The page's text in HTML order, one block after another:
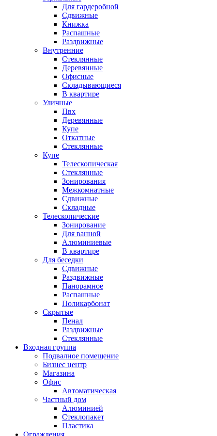
Для гардеробной
Сдвижные
Книжка
Распашные
Раздвижные
Внутренние
Стеклянные
Деревянные
Офисные
Складывающиеся
В квартире
Уличные
Пвх
Деревянные
Купе
Откатные
Стеклянные
Купе
Телескопическая
Стеклянные
Зонирования
Межкомнатные
Сдвижные
Складные
Телескопические
Зонирование
Для ванной
Алюминиевые
В квартире
Для беседки
Сдвижные
Раздвижные
Панорамное
Распашные
Поликарбонат
Скрытые
Пенал
Раздвижные
Стеклянные
Входная группа
Подвалное помещение
Бизнес центр
Магазина
Офис
Автоматическая
Частный дом
Алюминией
Стеклопакет
Пластика
Ограждения